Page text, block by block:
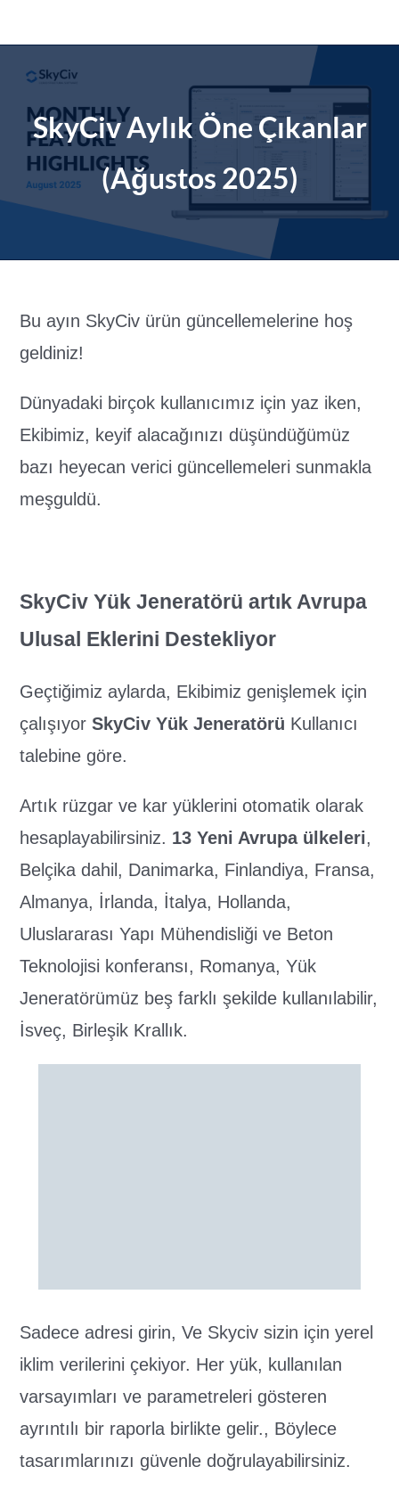
SkyCiv Aylık Öne Çıkanlar
(Ağustos 2025)
Bu ayın SkyCiv ürün güncellemelerine hoş
geldiniz!
Dünyadaki birçok kullanıcımız için yaz iken,
Ekibimiz, keyif alacağınızı düşündüğümüz
bazı heyecan verici güncellemeleri sunmakla
meşguldü.
SkyCiv Yük Jeneratörü artık Avrupa
Ulusal Eklerini Destekliyor
Geçtiğimiz aylarda, Ekibimiz genişlemek için
çalışıyorSkyCiv Yük Jeneratörü Kullanıcı
talebine göre.
Artık rüzgar ve kar yüklerini otomatik olarak
hesaplayabilirsiniz. 13 Yeni Avrupa ülkeleri,
Belçika dahil, Danimarka, Finlandiya, Fransa,
Almanya, İrlanda, İtalya, Hollanda,
Uluslararası Yapı Mühendisliği ve Beton
Teknolojisi konferansı, Romanya, Yük
Jeneratörümüz beş farklı şekilde kullanılabilir,
İsveç, Birleşik Krallık.
Sadece adresi girin, Ve Skyciv sizin için yerel
iklim verilerini çekiyor. Her yük, kullanılan
varsayımları ve parametreleri gösteren
ayrıntılı bir raporla birlikte gelir., Böylece
tasarımlarınızı güvenle doğrulayabilirsiniz.